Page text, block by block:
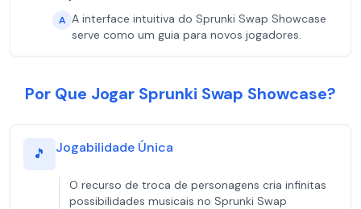
A A interface intuitiva do Sprunki Swap Showcase
serve como um guia para novos jogadores.
Por Que Jogar Sprunki Swap Showcase?
🎵 Jogabilidade Única
O recurso de troca de personagens cria infinitas
possibilidades musicais no Sprunki Swap